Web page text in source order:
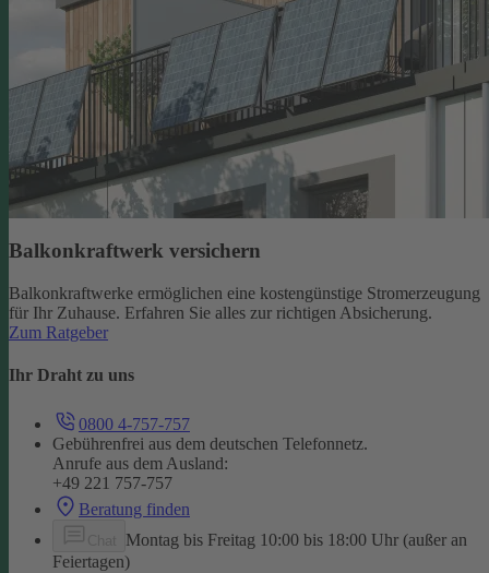
Balkonkraftwerk versichern
Balkonkraftwerke ermöglichen eine kostengünstige Stromerzeugung
für Ihr Zuhause. Erfahren Sie alles zur richtigen Absicherung.
Zum Ratgeber
Ihr Draht zu uns
0800 4-757-757
Gebührenfrei aus dem deutschen Telefonnetz.
Anrufe aus dem Ausland:
+49 221 757-757
Beratung finden
Montag bis Freitag 10:00 bis 18:00 Uhr (außer an
Feiertagen)